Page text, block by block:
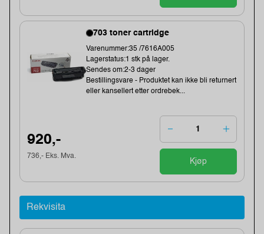
703 toner cartridge
Varenummer:35 /7616A005
Lagerstatus:1 stk på lager.
Sendes om:2-3 dager
Bestillingsvare - Produktet kan ikke bli returnert
eller kansellert etter ordrebek...
920,-
736,- Eks. Mva.
Kjøp
Rekvisita